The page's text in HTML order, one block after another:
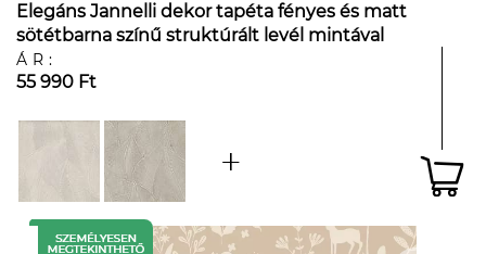
Elegáns Jannelli dekor tapéta fényes és matt
sötétbarna színű struktúrált levél mintával
ÁR:
55 990 Ft